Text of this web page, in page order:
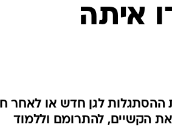
טוב לדעת
רפואה
איתה
ההסתגלות לגן חדש או לאחר
הקשיים, להתרומם וללמוד